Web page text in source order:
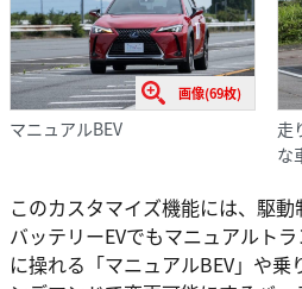
画像(69枚)
マニュアルBEV
走
な
このカスタマイズ機能には、駆
バッテリーEVでもマニュアルト
に操れる「マニュアルBEV」や